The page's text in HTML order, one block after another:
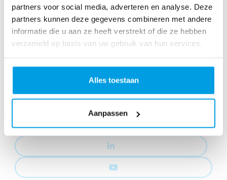
partners voor social media, adverteren en analyse. Deze
partners kunnen deze gegevens combineren met andere
informatie die u aan ze heeft verstrekt of die ze hebben
verzameld op basis van uw gebruik van hun services.
Alles toestaan
Aanpassen